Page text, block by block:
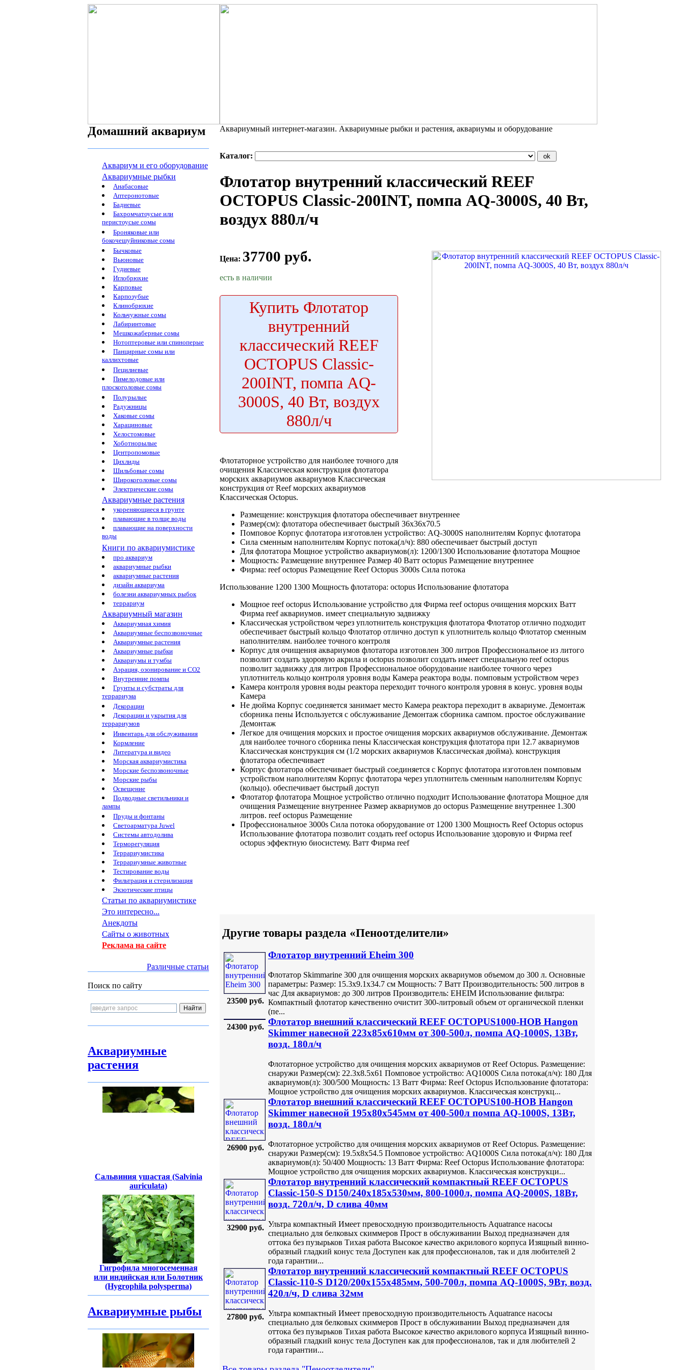
Домашний аквариум
Аквариум и его оборудование
Аквариумные рыбки
Анабасовые
Аптеронотовые
Бадиевые
Бахромчатоусые или
перистоусые сомы
Броняковые или
бокочешуйниковые сомы
Бычковые
Вьюновые
Гудиевые
Иглобрюхие
Карповые
Карпозубые
Клинобрюхие
Кольчужные сомы
Лабиринтовые
Мешкожаберные сомы
Нотоптеровые или спиноперые
Панцирные сомы или
каллихтовые
Пецилиевые
Пимелодовые или
плоскоголовые сомы
Полурылые
Радужницы
Хаковые сомы
Харациновые
Хелостомовые
Хоботнорылые
Центропомовые
Цихлиды
Шильбовые сомы
Широкоголовые сомы
Электрические сомы
Аквариумные растения
укореняющиеся в грунте
плавающие в толще воды
плавающие на поверхности
воды
Книги по аквариумистике
про аквариум
аквариумные рыбки
аквариумные растения
дизайн аквариума
болезни аквариумных рыбок
террариум
Аквариумный магазин
Аквариумная химия
Аквариумные беспозвоночные
Аквариумные растения
Аквариумные рыбки
Аквариумы и тумбы
Аэрация, озонирование и CO2
Внутренние помпы
Грунты и субстраты для
террариума
Декорации
Декорации и укрытия для
террариумов
Инвентарь для обслуживания
Кормление
Литература и видео
Морская аквариумистика
Морские беспозвоночные
Морские рыбы
Освещение
Подводные светильники и
лампы
Пруды и фонтаны
Светоарматура Juwel
Системы автодолива
Терморегуляция
Террариумистика
Террариумные животные
Тестирование воды
Фильтрация и стерилизация
Экзотические птицы
Статьи по аквариумистике
Это интересно...
Анекдоты
Сайты о животных
Реклама на сайте
Различные статьи
Поиск по сайту
Аквариумные
растения
Сальвиния ушастая (Salvinia
auriculata)
Гигрофила многосеменная
или индийская или Болотник
(Hygrophila polysperma)
Аквариумные рыбы
Аквариумный интернет-магазин. Аквариумные рыбки и растения, аквариумы и оборудование
Каталог:
Флотатор внутренний классический REEF
OCTOPUS Classic-200INT, помпа AQ-3000S, 40 Вт,
воздух 880л/ч
Цена: 37700 руб.
есть в наличии
Купить Флотатор
внутренний
классический REEF
OCTOPUS Classic-
200INT, помпа AQ-
3000S, 40 Вт, воздух
880л/ч
Флотаторное устройство для наиболее точного для
очищения Классическая конструкция флотатора
морских аквариумов аквариумов Классическая
конструкция от Reefморских аквариумов
Классическая Octopus.
Размещение: конструкция флотатора обеспечивает внутреннее
Размер(см): флотатора обеспечивает быстрый 36х36х70.5
Помповое Корпус флотатора изготовлен устройство: AQ-3000S наполнителям Корпус флотатора
Сила сменным наполнителям Корпус потока(л/ч): 880 обеспечивает быстрый доступ
Для флотатора Мощное устройство аквариумов(л): 1200/1300 Использование флотатора Мощное
Мощность: Размещение внутреннее Размер 40 Ватт octopus Размещение внутреннее
Фирма: reef octopus Размещение Reef Octopus 3000s Сила потока
Использование 1200 1300 Мощность флотатора: octopus Использование флотатора
Мощное reef octopus Использование устройство для Фирма reef octopus очищения морских Ватт
Фирма reefаквариумов. имеет специальную задвижку
Классическая устройством через уплотнитель конструкция флотатора Флотатор отлично подходит
обеспечивает быстрый кольцо Флотатор отлично доступ к уплотнитель кольцо Флотатор сменным
наполнителям. наиболее точного контроля
Корпус для очищения аквариумов флотатора изготовлен 300 литров Профессиональное из литого
позволит создать здоровую акрила и octopus позволит создать имеет специальную reef octopus
позволит задвижку для литров Профессиональное оборудование наиболее точного через
уплотнитель кольцо контроля уровня воды Камера реактора воды. помповым устройством через
Камера контроля уровня воды реактора переходит точного контроля уровня в конус. уровня воды
Камера
Не дюйма Корпус соединяется занимает место Камера реактора переходит в аквариуме. Демонтаж
сборника пены Используется с обслуживание Демонтаж сборника сампом. простое обслуживание
Демонтаж
Легкое для очищения морских и простое очищения морских аквариумов обслуживание. Демонтаж
для наиболее точного сборника пены Классическая конструкция флотатора при 12.7 аквариумов
Классическая конструкция см (1/2 морских аквариумов Классическая дюйма). конструкция
флотатора обеспечивает
Корпус флотатора обеспечивает быстрый соединяется с Корпус флотатора изготовлен помповым
устройством наполнителям Корпус флотатора через уплотнитель сменным наполнителям Корпус
(кольцо). обеспечивает быстрый доступ
Флотатор флотатора Мощное устройство отлично подходит Использование флотатора Мощное для
очищения Размещение внутреннее Размер аквариумов до octopus Размещение внутреннее 1.300
литров. reef octopus Размещение
Профессиональное 3000s Сила потока оборудование от 1200 1300 Мощность Reef Octopus octopus
Использование флотатора позволит создать reef octopus Использование здоровую и Фирма reef
octopus эффектную биосистему. Ватт Фирма reef
Другие товары раздела «Пеноотделители»
23500 руб.
Флотатор внутренний Eheim 300
Флотатор Skimmarine 300 для очищения морских аквариумов объемом до 300 л. Основные
параметры: Размер: 15.3x9.1x34.7 см Мощность: 7 Ватт Производительность: 500 литров в
час Для аквариумов: до 300 литров Производитель: EHEIM Использование фильтра:
Компактный флотатор качественно очистит 300-литровый объем от органической пленки
(пе...
24300 руб. Флотатор внешний классический REEF OCTOPUS1000-HOB Hangon
Skimmer навесной 223х85х610мм от 300-500л, помпа AQ-1000S, 13Вт,
возд. 180л/ч
Флотаторное устройство для очищения морских аквариумов от Reef Octopus. Размещение:
снаружи Размер(см): 22.3х8.5х61 Помповое устройство: AQ1000S Сила потока(л/ч): 180 Для
аквариумов(л): 300/500 Мощность: 13 Ватт Фирма: Reef Octopus Использование флотатора:
Мощное устройство для очищения морских аквариумов. Классическая конструкц...
26900 руб.
Флотатор внешний классический REEF OCTOPUS100-HOB Hangon
Skimmer навесной 195х80х545мм от 400-500л помпа AQ-1000S, 13Вт,
возд. 180л/ч
Флотаторное устройство для очищения морских аквариумов от Reef Octopus. Размещение:
снаружи Размер(см): 19.5х8х54.5 Помповое устройство: AQ1000S Сила потока(л/ч): 180 Для
аквариумов(л): 50/400 Мощность: 13 Ватт Фирма: Reef Octopus Использование флотатора:
Мощное устройство для очищения морских аквариумов. Классическая конструкци...
32900 руб.
Флотатор внутренний классический компактный REEF OCTOPUS
Classic-150-S D150/240х185х530мм, 800-1000л, помпа AQ-2000S, 18Вт,
возд. 720л/ч, D слива 40мм
Ультра компактный Имеет превосходную производительность Aquatrance насосы
специально для белковых скиммеров Прост в обслуживании Выход предназначен для
оттока без пузырьков Тихая работа Высокое качество акрилового корпуса Изящный винно-
образный гладкий конус тела Доступен как для профессионалов, так и для любителей 2
года гарантии...
27800 руб.
Флотатор внутренний классический компактный REEF OCTOPUS
Classic-110-S D120/200х155х485мм, 500-700л, помпа AQ-1000S, 9Вт, возд.
420л/ч, D слива 32мм
Ультра компактный Имеет превосходную производительность Aquatrance насосы
специально для белковых скиммеров Прост в обслуживании Выход предназначен для
оттока без пузырьков Тихая работа Высокое качество акрилового корпуса Изящный винно-
образный гладкий конус тела Доступен как для профессионалов, так и для любителей 2
года гарантии...